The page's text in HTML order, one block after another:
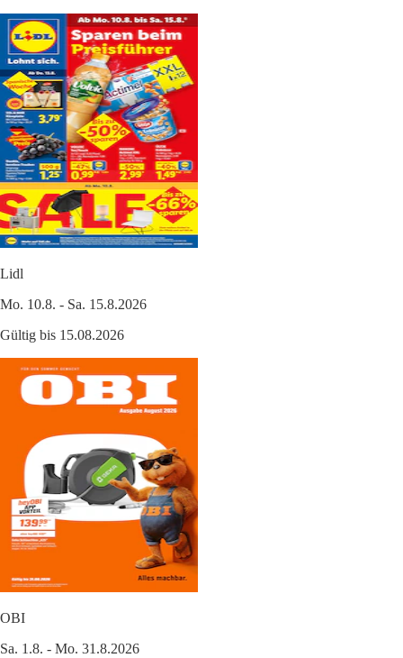
Lidl
Mo. 10.8. - Sa. 15.8.2026
Gültig bis 15.08.2026
OBI
Sa. 1.8. - Mo. 31.8.2026